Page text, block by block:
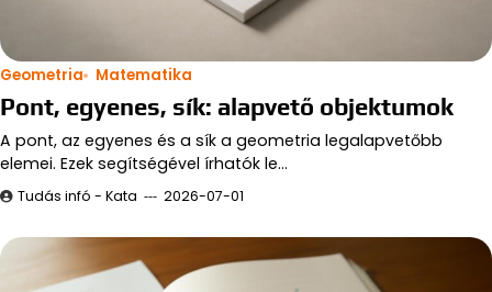
Geometria Matematika
Pont, egyenes, sík: alapvető objektumok
A pont, az egyenes és a sík a geometria legalapvetőbb
elemei. Ezek segítségével írhatók le…
Tudás infó - Kata 2026-07-01